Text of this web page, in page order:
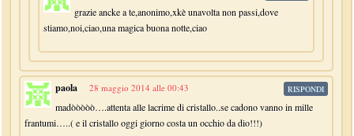
grazie ancke a te,anonimo,xkè unavolta non passi,dove
stiamo,noi,ciao,una magica buona notte,ciao
paola 28 maggio 2014 alle 00:43
madòòòòò….attenta alle lacrime di cristallo..se cadono vanno in mille
frantumi…..( e il cristallo oggi giorno costa un occhio da dio!!!)
RISPONDI